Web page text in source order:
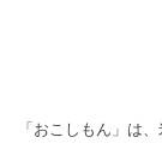
「おこしもん」は